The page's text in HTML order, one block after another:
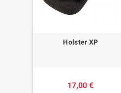
Holster XP
17,00 €